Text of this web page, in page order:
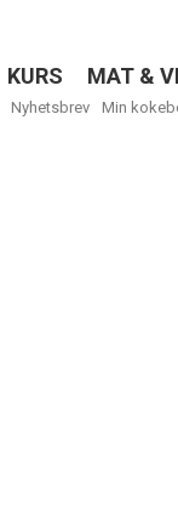
KURS MAT &
Nyhetsbrev Min